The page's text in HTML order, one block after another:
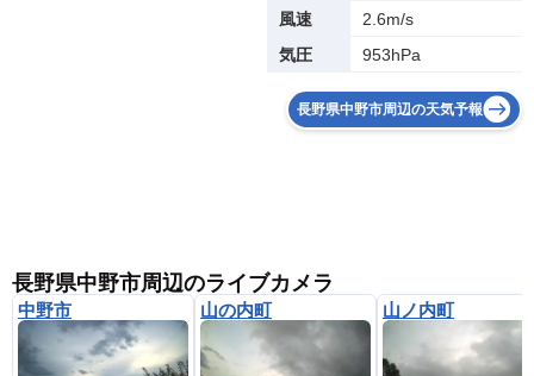
風速
2.6m/s
気圧
953hPa
長野県中野市周辺の天気予報
長野県中野市周辺のライブカメラ
中野市 山の内町 山ノ内町